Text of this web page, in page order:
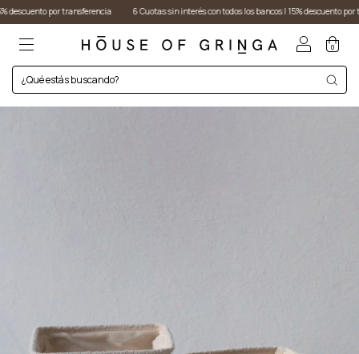
por transferencia 6 Cuotas sin interés con todos los bancos I 15% descuento por
0